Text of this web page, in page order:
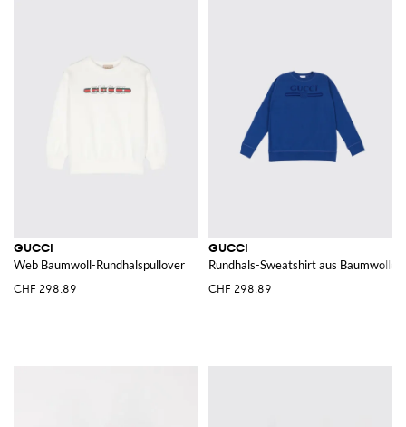
GUCCI
Web Baumwoll-Rundhalspullover
CHF 298.89
GUCCI
Rundhals-Sweatshirt aus Baumwolle
CHF 298.89